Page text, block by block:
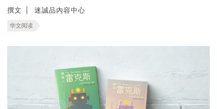
撰文 迷誠品內容中心
华文阅读